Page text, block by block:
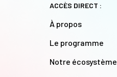
ACCÈS DIRECT :
À propos
Le programme
Notre écosystème